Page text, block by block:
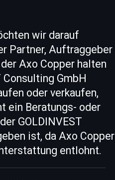
wir darauf
Partner, Auftraggeber
Axo Copper halten
GmbH
oder verkaufen,
ein Beratungs- oder
GOLDINVEST
ist, da Axo Copper
entlohnt.